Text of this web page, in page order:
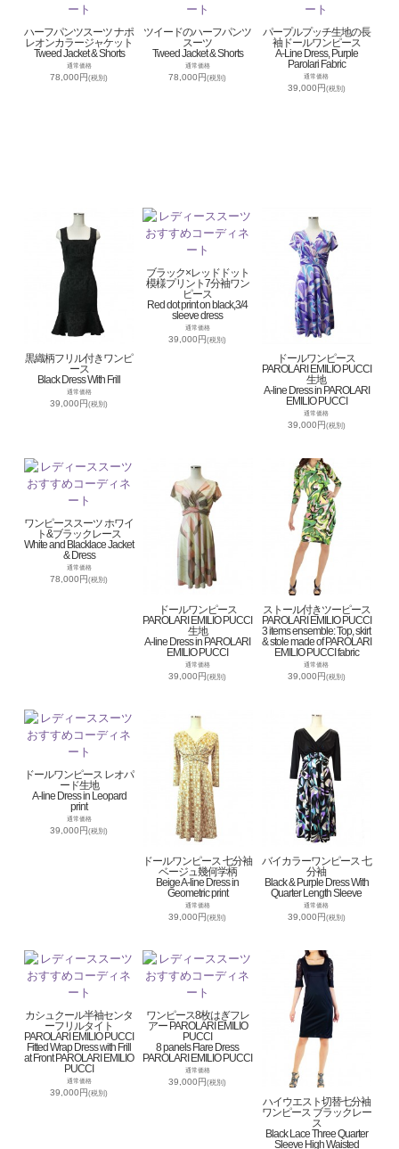
ハーフパンツスーツ ナポ
レオンカラージャケット
Tweed Jacket & Shorts
通常価格
78,000円(税別)
ツイードのハーフパンツ
スーツ
Tweed Jacket & Shorts
通常価格
78,000円(税別)
パープルプッチ生地の長
袖ドールワンピース
A-Line Dress, Purple
Parolari Fabric
通常価格
39,000円(税別)
黒織柄フリル付きワンピ
ース
Black Dress With Frill
通常価格
39,000円(税別)
ブラック×レッドドット
模様プリント7分袖ワン
ピース
Red dot print on black,3/4
sleeve dress
通常価格
39,000円(税別)
ドールワンピース
PAROLARI EMILIO PUCCI
生地
A-line Dress in PAROLARI
EMILIO PUCCI
通常価格
39,000円(税別)
ワンピーススーツ ホワイ
ト&ブラックレース
White and Blacklace Jacket
& Dress
通常価格
78,000円(税別)
ドールワンピース
PAROLARI EMILIO PUCCI
生地
A-line Dress in PAROLARI
EMILIO PUCCI
通常価格
39,000円(税別)
ストール付きツーピース
PAROLARI EMILIO PUCCI
3 items ensemble: Top, skirt
& stole made of PAROLARI
EMILIO PUCCI fabric
通常価格
39,000円(税別)
ドールワンピース レオパ
ード生地
A-line Dress in Leopard
print
通常価格
39,000円(税別)
ドールワンピース 七分袖
ベージュ幾何学柄
Beige A-line Dress in
Geometric print
通常価格
39,000円(税別)
バイカラーワンピース 七
分袖
Black & Purple Dress With
Quarter Length Sleeve
通常価格
39,000円(税別)
カシュクール半袖センタ
ーフリルタイト
PAROLARI EMILIO PUCCI
Fitted Wrap Dress with Frill
at Front PAROLARI EMILIO
PUCCI
通常価格
39,000円(税別)
ワンピース8枚はぎフレ
アー PAROLARI EMILIO
PUCCI
8 panels Flare Dress
PAROLARI EMILIO PUCCI
通常価格
39,000円(税別)
ハイウエスト切替七分袖
ワンピース ブラックレー
ス
Black Lace Three Quarter
Sleeve High Waisted